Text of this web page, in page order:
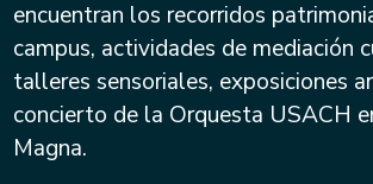
encuentran los recorridos
campus, actividades de mediación
talleres sensoriales, exposiciones
concierto de la Orquesta USACH
Magna.